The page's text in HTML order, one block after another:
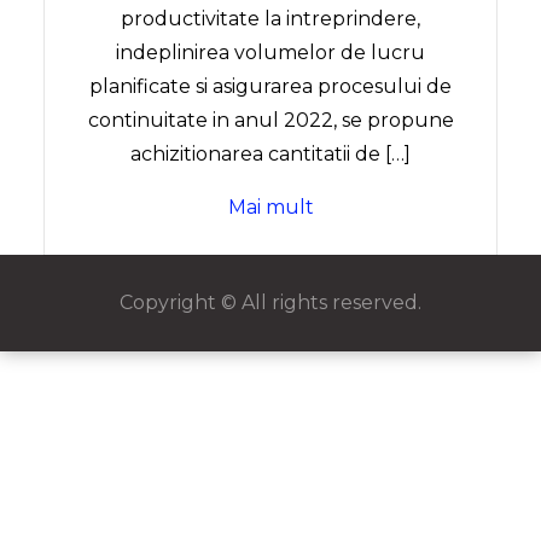
productivitate la intreprindere,
indeplinirea volumelor de lucru
planificate si asigurarea procesului de
continuitate in anul 2022, se propune
achizitionarea cantitatii de […]
Mai mult
Copyright © All rights reserved.